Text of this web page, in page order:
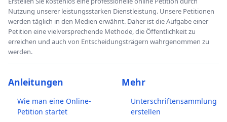
Nutzung unserer leistungsstarken Dienstleistung. Unsere Petitionen
werden täglich in den Medien erwähnt. Daher ist die Aufgabe einer
Petition eine vielversprechende Methode, die Öffentlichkeit zu
erreichen und auch von Entscheidungsträgern wahrgenommen zu
werden.
Anleitungen
Wie man eine Online-
Petition startet
Mehr
Unterschriftensammlung
erstellen